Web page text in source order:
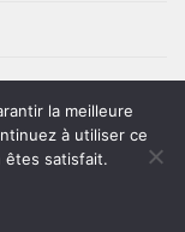
la meilleure
à utiliser ce
êtes satisfait.